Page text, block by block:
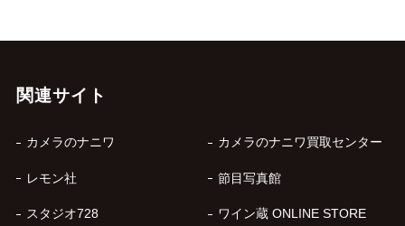
関連サイト
カメラのナニワ カメラのナニワ買取センター
レモン社 節目写真館
スタジオ728 ワイン蔵 ONLINE STORE